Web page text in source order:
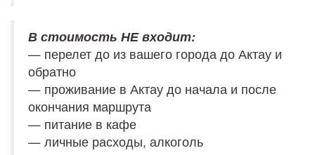
— перелет до из вашего города до Актау и
обратно
— проживание в Актау до начала и после
окончания маршрута
— питание в кафе
— личные расходы, алкоголь